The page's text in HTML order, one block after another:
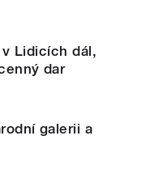
Lidicích dál,
dar
galerii a